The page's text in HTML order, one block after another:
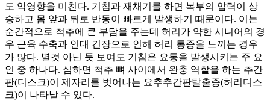
도 악영향을 미친다. 기침과 재채기를 하면 복부의 압력이 상
승하고 몸 앞과 뒤로 반동이 빠르게 발생하기 때문이다. 이는
순간적으로 척추에 큰 부담을 주는데 허리가 약한 시니어의 경
우 근육 수축과 인대 긴장으로 인해 허리 통증을 느끼는 경우
가 많다. 별것 아닌 듯 보여도 기침은 요통을 발생시키는 주 요
인 중 하나다. 심하면 척추 뼈 사이에서 완충 역할을 하는 추간
판(디스크)이 제자리를 벗어나는 요추추간판탈출증(허리디스
크)이 나타날 수 있다.